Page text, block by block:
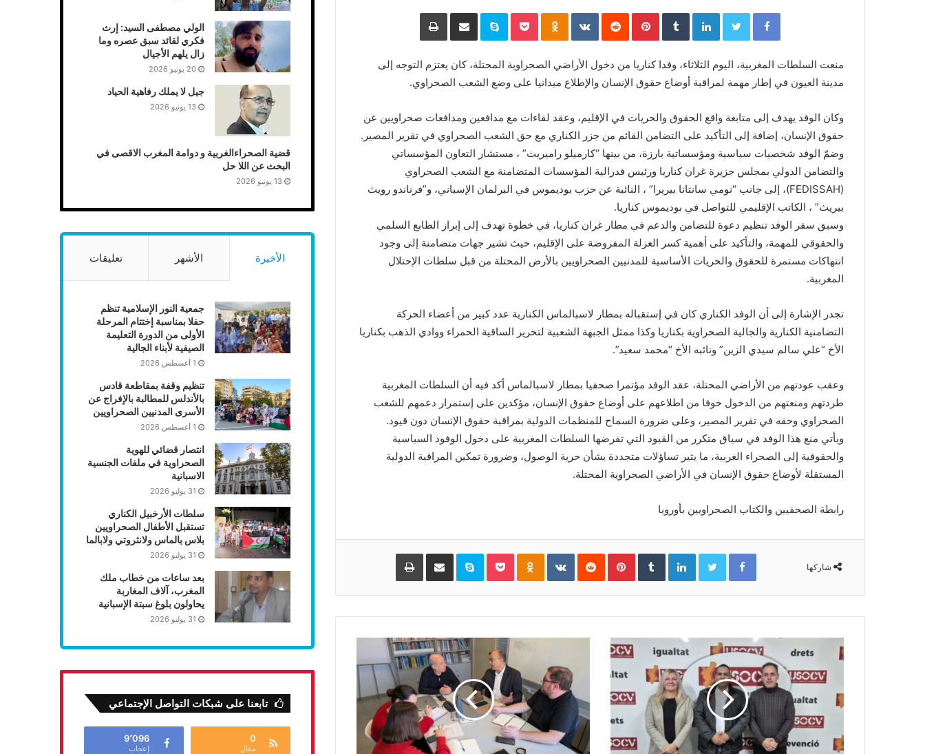
n
e
a
i
l
Facebook
Twitter
LinkedIn
‏Tumblr
Pinterest
‏Reddit
‏VKontakte
Pocket
Skype مشاركة عبر البريد
منعت السلطات المغربية، اليوم الثلاثاء، وفدا كناريا من دخول الأراضي الصحراوية المحتلة، كان يعتزم التوجه إلى
مدينة العيون في إطار مهمة لمراقبة أوضاع حقوق الإنسان والإطلاع ميدانيا على وضع الشعب الصحراوي.
وكان الوفد يهدف إلى متابعة واقع الحقوق والحريات في الإقليم، وعقد لقاءات مع مدافعين ومدافعات صحراويين عن
حقوق الإنسان، إضافة إلى التأكيد على التضامن القائم من جزر الكناري مع حق الشعب الصحراوي في تقرير المصير.
وضمّ الوفد شخصيات سياسية ومؤسساتية بارزة، من بينها “كارميلو راميريث” ، مستشار التعاون المؤسساتي
والتضامن الدولي بمجلس جزيرة غران كناريا ورئيس فدرالية المؤسسات المتضامنة مع الشعب الصحراوي
(FEDISSAH)، إلى جانب “نومي سانتانا بيريرا” ، النائبة عن حزب بوديموس في البرلمان الإسباني، و”فرناندو رويث
بيريث” ، الكاتب الإقليمي للتواصل في بوديموس كناريا.
وسبق سفر الوفد تنظيم دعوة للتضامن والدعم في مطار غران كناريا، في خطوة تهدف إلى إبراز الطابع السلمي
والحقوقي للمهمة، والتأكيد على أهمية كسر العزلة المفروضة على الإقليم، حيث تشير جهات متضامنة إلى وجود
انتهاكات مستمرة للحقوق والحريات الأساسية للمدنيين الصحراويين بالأرض المحتلة من قبل سلطات الإحتلال
المغربية.
تجدر الإشارة إلى أن الوفد الكناري كان في إستقباله بمطار لاسبالماس الكنارية عدد كبير من أعضاء الحركة
التضامنية الكنارية والجالية الصحراوية بكناريا وكذا ممثل الجبهة الشعبية لتحرير الساقية الحمراء ووادي الذهب بكناريا
الأخ “علي سالم سيدي الزين” ونائبه الأخ “محمد سعيد”.
وعقب عودتهم من الأراضي المحتلة، عقد الوفد مؤتمرا صحفيا بمطار لاسبالماس أكد فيه أن السلطات المغربية
طردتهم ومنعتهم من الدخول خوفا من اطلاعهم على أوضاع حقوق الإنسان، مؤكدين على إستمرار دعمهم للشعب
الصحراوي وحقه في تقرير المصير، وعلى ضرورة السماح للمنظمات الدولية بمراقبة حقوق الإنسان دون قيود.
ويأتي منع هذا الوفد في سياق متكرر من القيود التي تفرضها السلطات المغربية على دخول الوفود السياسية
والحقوقية إلى الصحراء الغربية، ما يثير تساؤلات متجددة بشأن حرية الوصول، وضرورة تمكين المراقبة الدولية
المستقلة لأوضاع حقوق الإنسان في الأراضي الصحراوية المحتلة.
رابطة الصحفيين والكتاب الصحراويين بأوروبا
شاركها
Facebook
Twitter
LinkedIn
‏Tumblr
Pinterest
‏Reddit
‏VKontakte
Pocket
Skype مشاركة عبر البريد
الولي مصطفى السيد: إرث
فكري لقائد سبق عصره وما
زال يلهم الأجيال
20 يونيو 2026
جيل لا يملك رفاهية الحياد
13 يونيو 2026
قضية الصحراءالغربية و دوامة المغرب الاقصى في
البحث عن اللا حل
13 يونيو 2026
الأخيرة الأشهر تعليقات
جمعية النور الإسلامية تنظم
حفلا بمناسبة إختتام المرحلة
الأولى من الدورة التعليمة
الصيفية لأبناء الجالية
1 أغسطس 2026
تنظيم وقفة بمقاطعة قادس
بالأندلس للمطالبة بالإفراج عن
الأسرى المدنيين الصحراويين
1 أغسطس 2026
انتصار قضائي للهوية
الصحراوية في ملفات الجنسية
الاسبانية
31 يوليو 2026
سلطات الأرخبيل الكناري
تستقبل الأطفال الصحراويين
بلاس بالماس ولانثروتي ولابالما
31 يوليو 2026
بعد ساعات من خطاب ملك
المغرب، آلاف المغاربة
يحاولون بلوغ سبتة الإسبانية
31 يوليو 2026
تابعنا على شبكات التواصل الإجتماعي
0
مقال
9٬096
إعجاب